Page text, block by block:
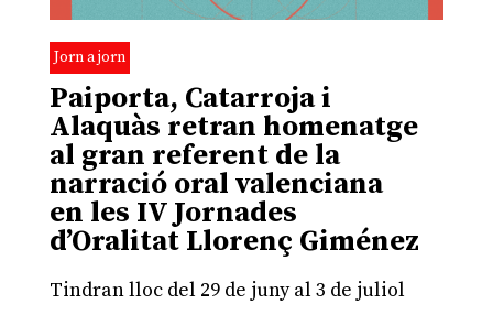
Jorn a jorn
Paiporta, Catarroja i
Alaquàs retran homenatge
al gran referent de la
narració oral valenciana
en les IV Jornades
d’Oralitat Llorenç Giménez
Tindran lloc del 29 de juny al 3 de juliol